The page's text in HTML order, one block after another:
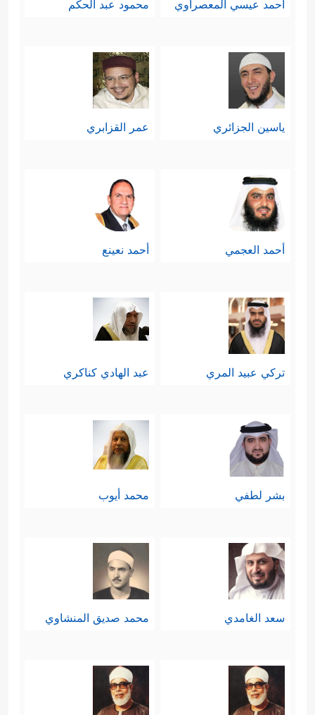
أحمد عيسي المعصراوي محمود عبد الحكم
ياسين الجزائري عمر القزابري
أحمد العجمي أحمد نعينع
تركي عبيد المري عبد الهادي كناكري
بشر لطفي محمد أيوب
سعد الغامدي محمد صديق المنشاوي